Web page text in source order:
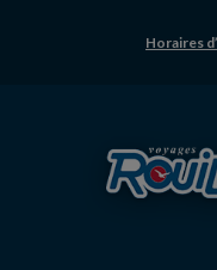
Horaires